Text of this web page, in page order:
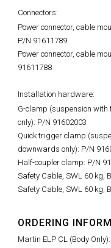
Connectors:
Power connector, cable
P/N 91611789
Power connector, cable
91611788
Installation hardware:
G-clamp (suspension
only): P/N 91602003
Quick trigger clamp
downwards only): P/N
Half-coupler clamp: P/N
Safety Cable, SWL 60 kg,
Safety Cable, SWL 60 kg,
ORDERING
Martin ELP CL (Body